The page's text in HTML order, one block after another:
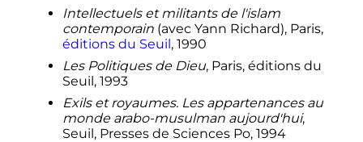
Intellectuels et militants de l'islam
contemporain(avec Yann Richard), Paris,
éditions du Seuil, 1990
Les Politiques de Dieu, Paris, éditions du
Seuil, 1993
Exils et royaumes. Les appartenances au
monde arabo-musulman aujourd'hui,
Seuil, Presses de Sciences Po, 1994